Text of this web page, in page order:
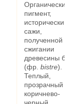
Органический
пигмент,
исторически
сажи,
полученной
сжигании
древесины
(фр. bistre).
Теплый,
прозрачный
коричнево-